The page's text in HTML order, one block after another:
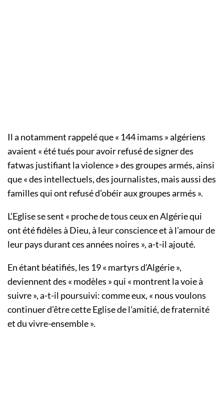
Il a notamment rappelé que « 144 imams » algériens
avaient « été tués pour avoir refusé de signer des
fatwas justifiant la violence » des groupes armés, ainsi
que « des intellectuels, des journalistes, mais aussi des
familles qui ont refusé d’obéir aux groupes armés ».
L’Eglise se sent « proche de tous ceux en Algérie qui
ont été fidèles à Dieu, à leur conscience et à l’amour de
leur pays durant ces années noires », a-t-il ajouté.
En étant béatifiés, les 19 « martyrs d’Algérie »,
deviennent des « modèles » qui « montrent la voie à
suivre », a-t-il poursuivi: comme eux, « nous voulons
continuer d’être cette Eglise de l’amitié, de fraternité
et du vivre-ensemble ».